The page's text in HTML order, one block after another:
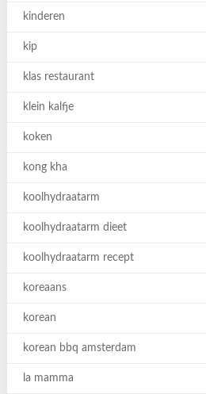
kinderen
kip
klas restaurant
klein kalfje
koken
kong kha
koolhydraatarm
koolhydraatarm dieet
koolhydraatarm recept
koreaans
korean
korean bbq amsterdam
la mamma